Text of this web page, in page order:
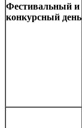
Фестивальный и
конкурсный день